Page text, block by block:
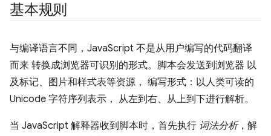
基本规则
与编译语言不同，JavaScript 不是从用户编写的代码翻译
而来 转换成浏览器可识别的形式。脚本会发送到浏览器 以
及标记、图片和样式表等资源， 编写形式：以人类可读的
Unicode 字符序列表示， 从左到右、从上到下进行解析。
当 JavaScript 解释器收到脚本时，首先执行 词法分析，解